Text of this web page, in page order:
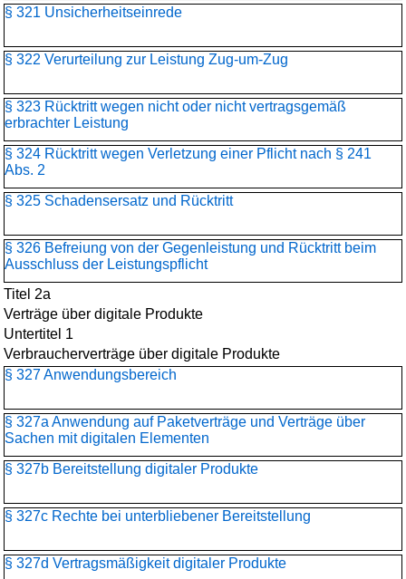
§ 321 Unsicherheitseinrede
§ 322 Verurteilung zur Leistung Zug-um-Zug
§ 323 Rücktritt wegen nicht oder nicht vertragsgemäß
erbrachter Leistung
§ 324 Rücktritt wegen Verletzung einer Pflicht nach § 241
Abs. 2
§ 325 Schadensersatz und Rücktritt
§ 326 Befreiung von der Gegenleistung und Rücktritt beim
Ausschluss der Leistungspflicht
Titel 2a
Verträge über digitale Produkte
Untertitel 1
Verbraucherverträge über digitale Produkte
§ 327 Anwendungsbereich
§ 327a Anwendung auf Paketverträge und Verträge über
Sachen mit digitalen Elementen
§ 327b Bereitstellung digitaler Produkte
§ 327c Rechte bei unterbliebener Bereitstellung
§ 327d Vertragsmäßigkeit digitaler Produkte